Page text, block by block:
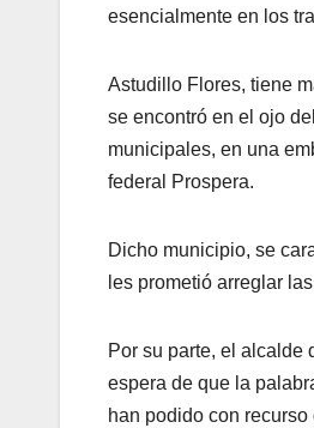
esencialmente en los
Astudillo Flores, tiene
se encontró en el ojo
municipales, en una
federal Prospera.
Dicho municipio, se
les prometió arreglar
Por su parte, el alcalde
espera de que la
han podido con recurso